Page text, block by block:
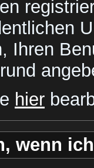
Ihren
hier
wenn